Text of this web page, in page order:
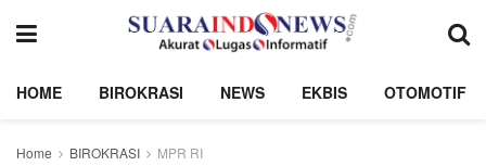
HOME BIROKRASI NEWS EKBIS OTOMOTIF
Home BIROKRASI MPR RI